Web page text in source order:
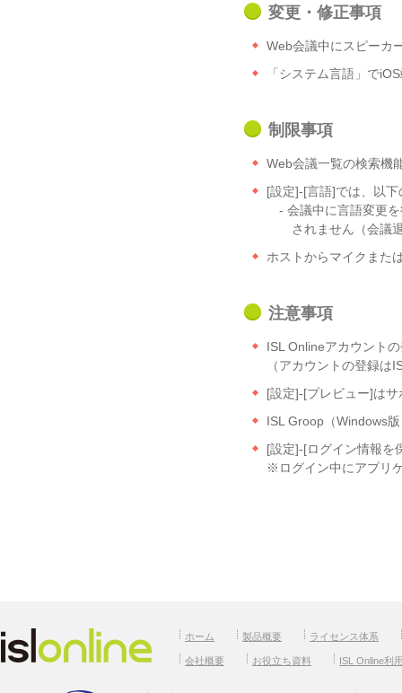
変更・修正事項
Web会議中にスピーカ
「システム言語」で
制限事項
Web会議一覧の検索機
[設定]-[言語]では、以
- 会議中に言語変更を
されません（会議退
ホストからマイクまた
注意事項
ISL Onlineアカウント
（アカウントの登録
[設定]-[プレビュー]は
ISL Groop（Windows
[設定]-[ログイン情報を
※ログイン中にアプリ
ホーム 製品概要 ライセンス体系
会社概要 お役立ち資料 ISL Online利